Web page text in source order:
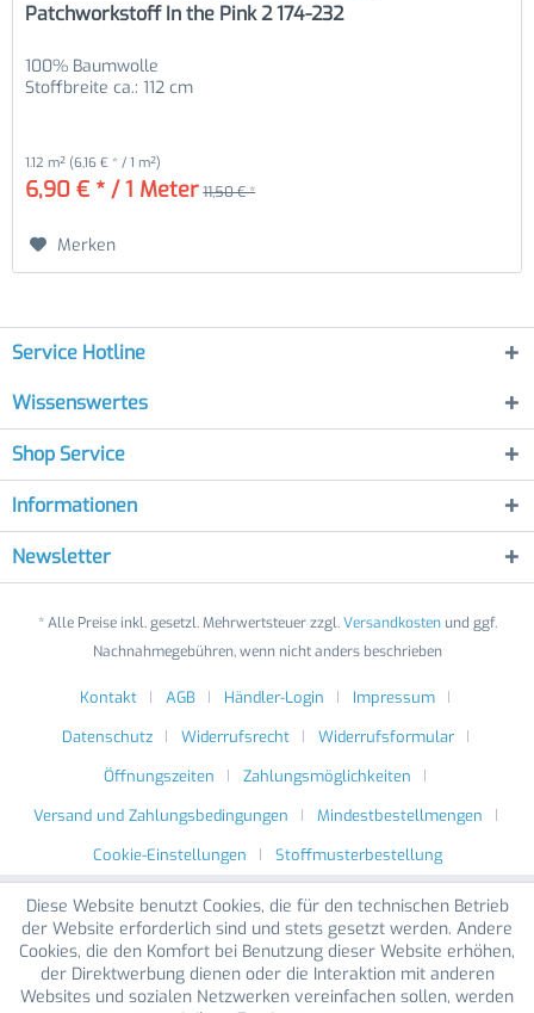
Patchworkstoff In the Pink 2 174-232
100% Baumwolle
Stoffbreite ca.: 112 cm
1.12 m² (6,16 € * / 1 m²)
6,90 € * / 1 Meter 11,50 € *
Merken
Service Hotline
Wissenswertes
Shop Service
Informationen
Newsletter
* Alle Preise inkl. gesetzl. Mehrwertsteuer zzgl.Versandkostenund ggf.
Nachnahmegebühren, wenn nicht anders beschrieben
Kontakt AGB Händler-Login
Impressum
Datenschutz
Widerrufsrecht
Widerrufsformular
Öffnungszeiten
Zahlungsmöglichkeiten
Versand und Zahlungsbedingungen
Mindestbestellmengen
Cookie-Einstellungen
Stoffmusterbestellung
Diese Website benutzt Cookies, die für den technischen Betrieb
der Website erforderlich sind und stets gesetzt werden. Andere
Cookies, die den Komfort bei Benutzung dieser Website erhöhen,
der Direktwerbung dienen oder die Interaktion mit anderen
Websites und sozialen Netzwerken vereinfachen sollen, werden